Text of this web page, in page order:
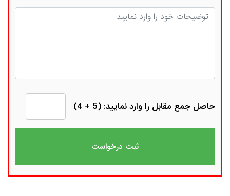
توضیحات
حاصل جمع مقابل را وارد نمایید: (5 + 4)